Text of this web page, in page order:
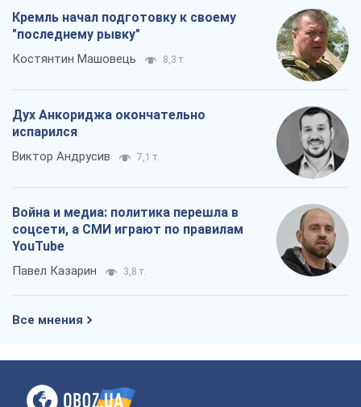
Кремль начал подготовку к своему
"последнему рывку"
Костянтин Машовець 8,3 т.
Дух Анкориджа окончательно
испарился
Виктор Андрусив 7,1 т.
Война и медиа: политика перешла в
соцсети, а СМИ играют по правилам
YouTube
Павел Казарин 3,8 т.
Все мнения